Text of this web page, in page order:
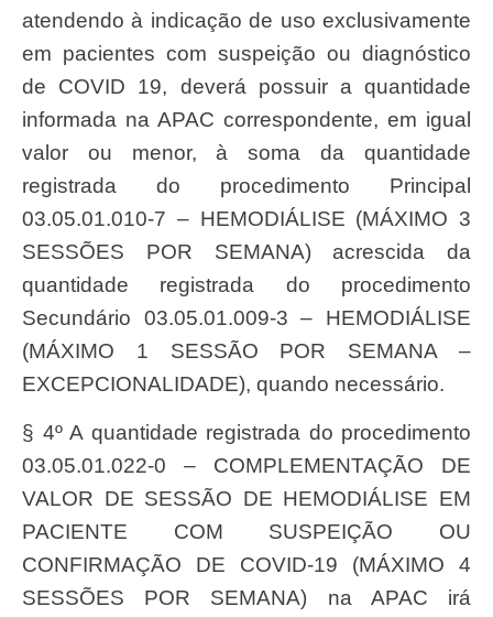
atendendo à indicação de uso exclusivamente
em pacientes com suspeição ou diagnóstico
de COVID 19, deverá possuir a quantidade
informada na APAC correspondente, em igual
valor ou menor, à soma da quantidade
registrada do procedimento Principal
03.05.01.010-7 – HEMODIÁLISE (MÁXIMO 3
SESSÕES POR SEMANA) acrescida da
quantidade registrada do procedimento
Secundário 03.05.01.009-3 – HEMODIÁLISE
(MÁXIMO 1 SESSÃO POR SEMANA –
EXCEPCIONALIDADE), quando necessário.
§ 4º A quantidade registrada do procedimento
03.05.01.022-0 – COMPLEMENTAÇÃO DE
VALOR DE SESSÃO DE HEMODIÁLISE EM
PACIENTE COM SUSPEIÇÃO OU
CONFIRMAÇÃO DE COVID-19 (MÁXIMO 4
SESSÕES POR SEMANA) na APAC irá